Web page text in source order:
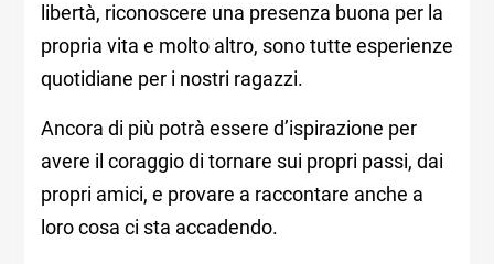
libertà, riconoscere una presenza buona per la
propria vita e molto altro, sono tutte esperienze
quotidiane per i nostri ragazzi.
Ancora di più potrà essere d’ispirazione per
avere il coraggio di tornare sui propri passi, dai
propri amici, e provare a raccontare anche a
loro cosa ci sta accadendo.